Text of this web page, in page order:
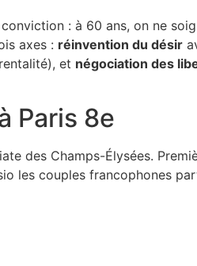
: à 60 ans, on ne
axes : réinvention du désir
et négociation des
Paris 8e
des Champs-Élysées.
les couples francophones